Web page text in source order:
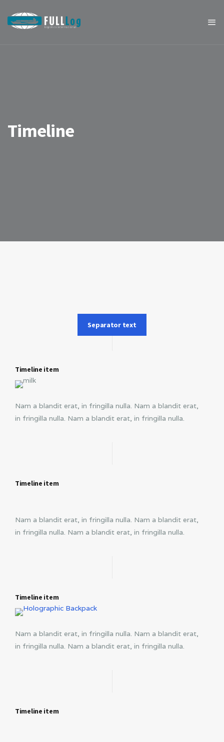
Timeline
Separator text
Timeline item
Nam a blandit erat, in fringilla nulla. Nam a blandit erat,
in fringilla nulla. Nam a blandit erat, in fringilla nulla.
Timeline item
Nam a blandit erat, in fringilla nulla. Nam a blandit erat,
in fringilla nulla. Nam a blandit erat, in fringilla nulla.
Timeline item
Nam a blandit erat, in fringilla nulla. Nam a blandit erat,
in fringilla nulla. Nam a blandit erat, in fringilla nulla.
Timeline item